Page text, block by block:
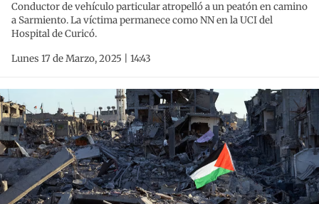
Conductor de vehículo particular atropelló a un peatón en camino
a Sarmiento. La víctima permanece como NN en la UCI del
Hospital de Curicó.
Lunes 17 de Marzo, 2025 | 14:43